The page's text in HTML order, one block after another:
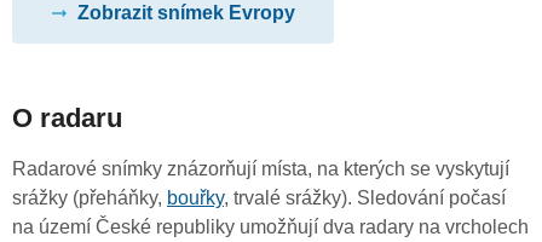
Zobrazit snímek Evropy
O radaru
Radarové snímky znázorňují místa, na kterých se vyskytují
srážky (přeháňky, bouřky, trvalé srážky). Sledování počasí
na území České republiky umožňují dva radary na vrcholech